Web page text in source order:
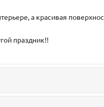
а красивая
праздник!!